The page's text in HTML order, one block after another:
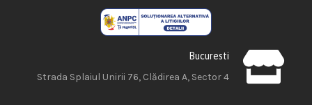
Bucuresti
Strada Splaiul Unirii 76, Clădirea A, Sector 4